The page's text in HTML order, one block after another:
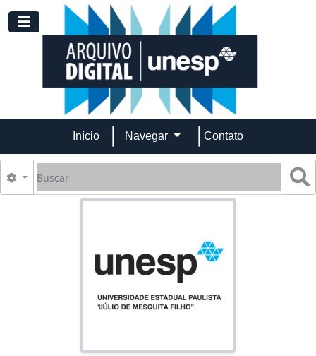
Skip to main content
Toggle navigation
Início Navegar Contato
Buscar
Opções de busca